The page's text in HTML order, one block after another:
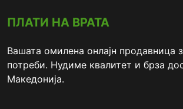
ПЛАТИ НА ВРАТА
Вашата омилена онлајн продавница
потреби. Нудиме квалитет и брза
Македонија.